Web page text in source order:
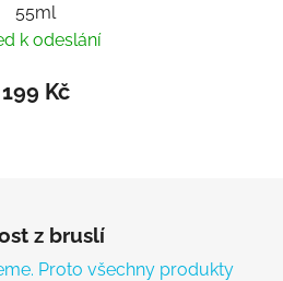
55ml
k odeslání
199 Kč
z bruslí
Proto všechny produkty